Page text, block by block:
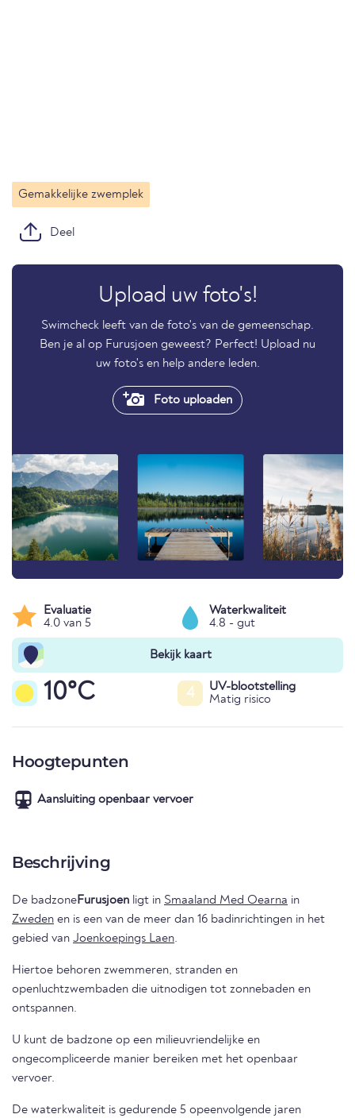
Gemakkelijke zwemplek
Deel
Upload uw foto's!
Swimcheck leeft van de foto's van de gemeenschap.
Ben je al op Furusjoen geweest? Perfect! Upload nu
uw foto's en help andere leden.
Foto uploaden
Evaluatie
4.0 van 5
Waterkwaliteit
4.8 - gut
Bekijk kaart
10°C 4
UV-blootstelling
Matig risico
Hoogtepunten
Aansluiting openbaar vervoer
Beschrijving
De badzoneFurusjoen ligt in Smaaland Med Oearna in
Zweden en is een van de meer dan 16 badinrichtingen in het
gebied van Joenkoepings Laen.
Hiertoe behoren zwemmeren, stranden en
openluchtzwembaden die uitnodigen tot zonnebaden en
ontspannen.
U kunt de badzone op een milieuvriendelijke en
ongecompliceerde manier bereiken met het openbaar
vervoer.
De waterkwaliteit is gedurende 5 opeenvolgende jaren